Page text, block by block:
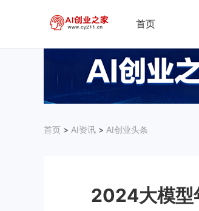
首页
首页 > AI资讯 > AI创业头条
2024大模型